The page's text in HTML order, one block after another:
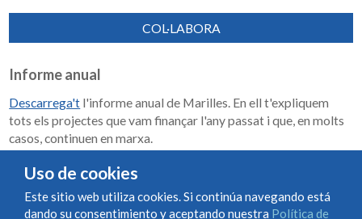
COL·LABORA
Informe anual
Descarrega't l'informe anual de Marilles. En ell t'expliquem
tots els projectes que vam finançar l'any passat i que, en molts
casos, continuen en marxa.
Uso de cookies
Este sitio web utiliza cookies. Si continúa navegando está
dando su consentimiento y aceptando nuestra Política de